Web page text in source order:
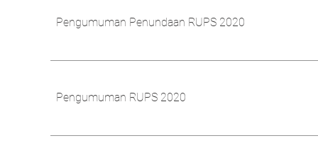
Pengumuman Penundaan RUPS 2020
Pengumuman RUPS 2020